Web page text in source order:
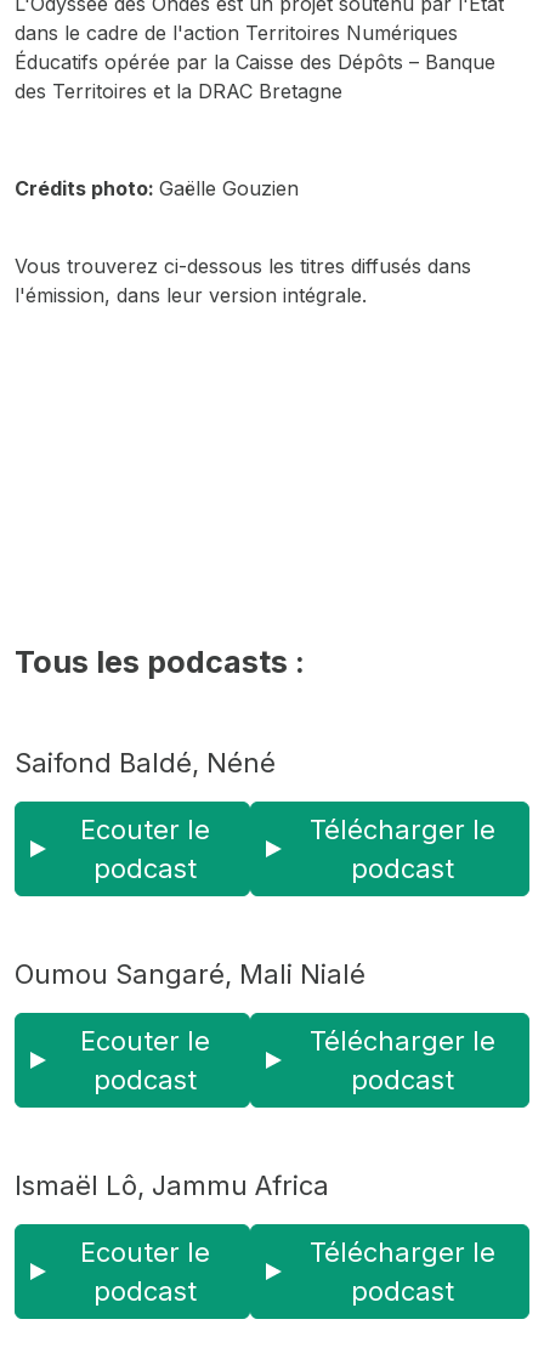
dans le cadre de l'action Territoires Numériques
Éducatifs opérée par la Caisse des Dépôts – Banque
des Territoires et la DRAC Bretagne
Crédits photo: Gaëlle Gouzien
Vous trouverez ci-dessous les titres diffusés dans
l'émission, dans leur version intégrale.
Tous les podcasts :
Saifond Baldé, Néné
Ecouter le
podcast
Télécharger le
podcast
Oumou Sangaré, Mali Nialé
Ecouter le
podcast
Télécharger le
podcast
Ismaël Lô, Jammu Africa
Ecouter le
podcast
Télécharger le
podcast